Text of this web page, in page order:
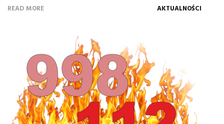
READ MORE AKTUALNOŚCI